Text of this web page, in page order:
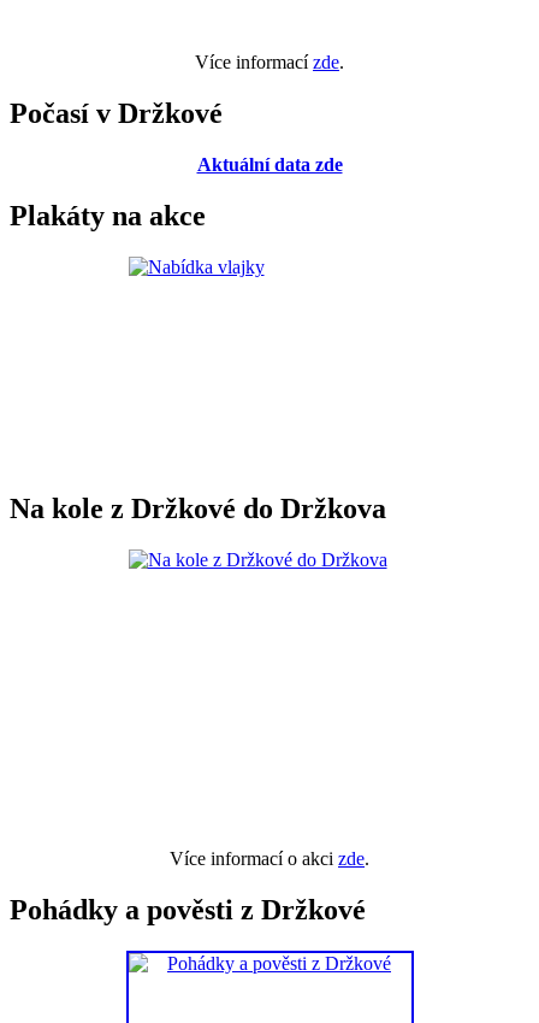
Více informacízde.
Počasí v Držkové
Aktuální data zde
Plakáty na akce
Na kole z Držkové do Držkova
Více informací o akci zde.
Pohádky a pověsti z Držkové